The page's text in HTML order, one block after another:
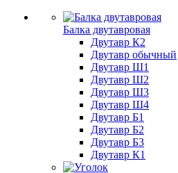
Балка двутавровая
Двутавр К2
Двутавр обычный
Двутавр Ш1
Двутавр Ш2
Двутавр Ш3
Двутавр Ш4
Двутавр Б1
Двутавр Б2
Двутавр Б3
Двутавр К1